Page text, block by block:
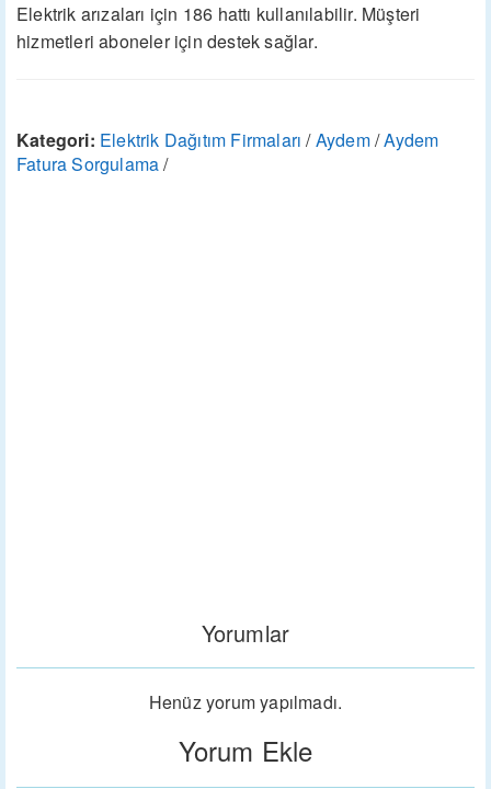
Elektrik arızaları için 186 hattı kullanılabilir. Müşteri
hizmetleri aboneler için destek sağlar.
Kategori: Elektrik Dağıtım Firmaları /Aydem/Aydem
Fatura Sorgulama/
Yorumlar
Henüz yorum yapılmadı.
Yorum Ekle